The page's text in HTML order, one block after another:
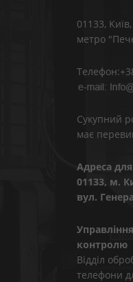
01133,
метро
Сукупний
має
Адреса
01133, м.
вул.
контролю
Відділ
телефони